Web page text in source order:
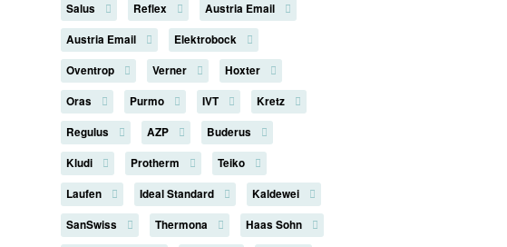
Salus
Reflex
Austria Email
Austria Email
Elektrobock
Oventrop
Verner
Hoxter
Oras
Purmo IVT
Kretz
Regulus
AZP
Buderus
Kludi
Protherm
Teiko
Laufen
Ideal Standard
Kaldewei
SanSwiss
Thermona
Haas Sohn